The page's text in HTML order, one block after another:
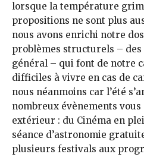
lorsque la température
propositions ne sont plus
nous avons enrichi notre
problèmes structurels – des
général – qui font de notre
difficiles à vivre en cas de
nous néanmoins car l’été
nombreux évènements
extérieur : du Cinéma en
séance d’astronomie
plusieurs festivals aux